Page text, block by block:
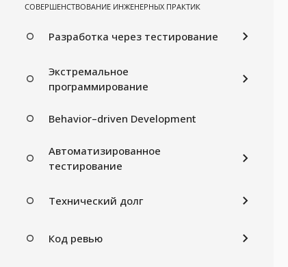
СОВЕРШЕНСТВОВАНИЕ ИНЖЕНЕРНЫХ ПРАКТИК
Разработка через тестирование
Экстремальное
программирование
Behavior–driven Development
Автоматизированное
тестирование
Технический долг
Код ревью